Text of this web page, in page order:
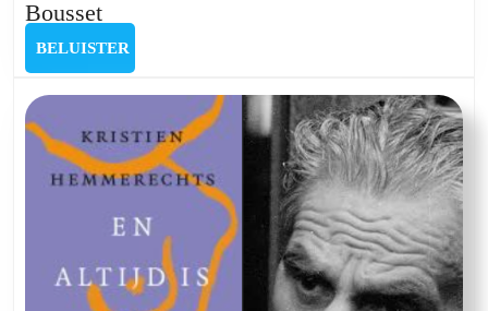
BoussetHet
Schuuren
Scharniertje
met
Sigrid
Bousset
BELUISTER